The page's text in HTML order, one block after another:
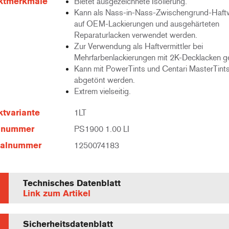
Kann als Nass-in-Nass-Zwischengrund-
auf OEM-Lackierungen und ausgehärteten
Reparaturlacken verwendet werden.
Zur Verwendung als Haftvermittler bei
Mehrfarbenlackierungen mit 2K-Decklacken
Kann mit PowerTints und Centari MasterTints
abgetönt werden.
Extrem vielseitig.
1LT
PS1900 1.00 LI
1250074183
Technisches Datenblatt
Link zum Artikel
Sicherheitsdatenblatt